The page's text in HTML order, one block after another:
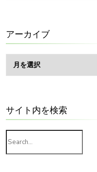
ー
アーカイブ
ー
カ
サイト内を検索
Search
for: